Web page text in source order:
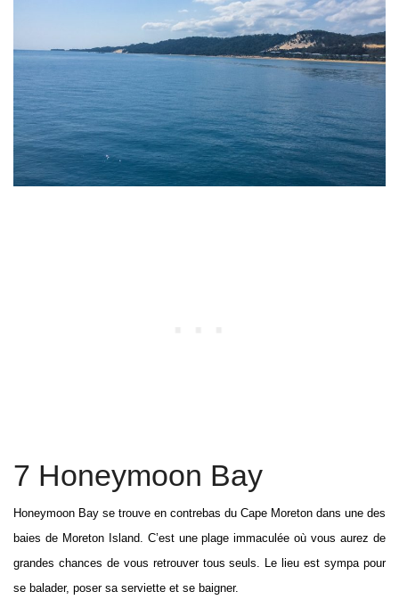
7 Honeymoon Bay
Honeymoon Bay se trouve en contrebas du Cape Moreton dans une des
baies de Moreton Island. C’est une plage immaculée où vous aurez de
grandes chances de vous retrouver tous seuls. Le lieu est sympa pour
se balader, poser sa serviette et se baigner.